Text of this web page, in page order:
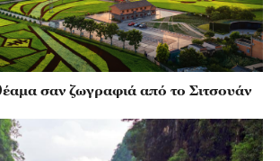
σαν ζωγραφιά από το Σιτσουάν